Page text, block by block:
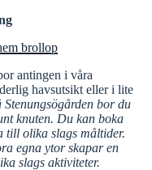
antingen i våra
havsutsikt eller i lite
Stenungsögården bor du
knuten. Du kan boka
till olika slags måltider.
egna ytor skapar en
slags aktiviteter.